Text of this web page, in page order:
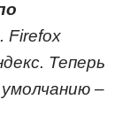
. Firefox
Теперь
–